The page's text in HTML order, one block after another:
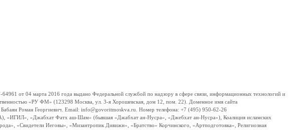
от 04 марта 2016 года выдано Федеральной службой по надзору в сфере связи, информационных технологий и
«РУ ФМ» (123298 Москва, ул. 3-я Хорошевская, дом 12, пом. 22). Доменное имя сайта
Роман Георгиевич. Email: info@govoritmoskva.ru. Номер телефона: +7 (495) 950-62-26
«ИГИЛ», «Джабхат Фатх аш-Шам» (бывшая «Джабхат ан-Нусра», «Джебхат ан-Нусра»), Коалиция исламских
«Свидетели Иеговы», «Мизантропик Дивижн», «Братство» Корчинского, «Артподготовка», Религиозная